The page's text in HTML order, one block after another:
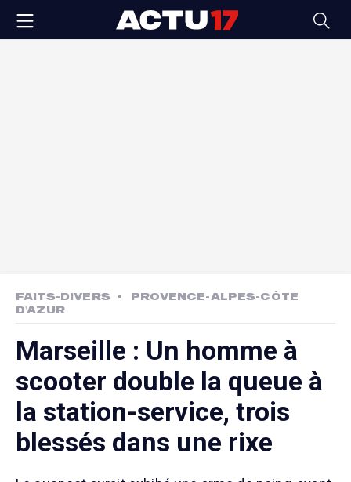
FAITS-DIVERS
PROVENCE-ALPES-CÔTE
D'AZUR
Marseille : Un homme à
scooter double la queue à
la station-service, trois
blessés dans une rixe